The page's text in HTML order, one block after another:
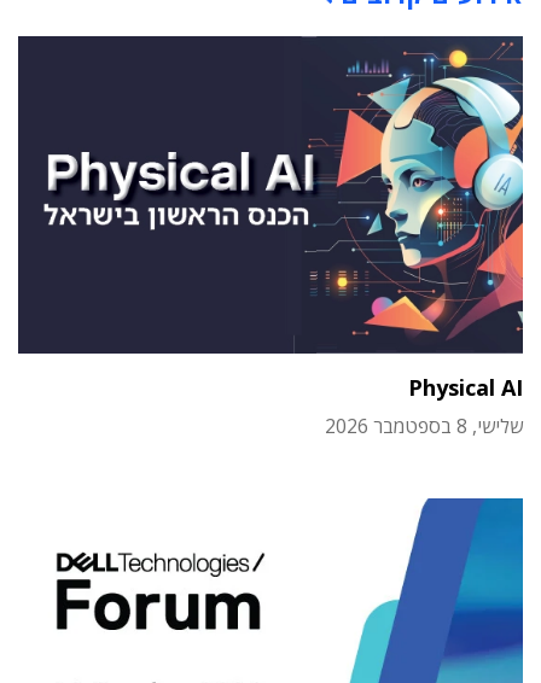
Physical AI
שלישי, 8 בספטמבר 2026